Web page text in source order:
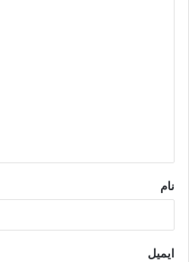
*
نام
ایمیل